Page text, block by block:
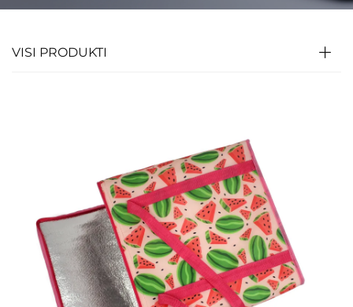
VISI PRODUKTI